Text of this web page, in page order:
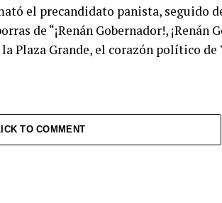
el precandidato panista, seguido
de “¡Renán Gobernador!, ¡Renán
Plaza Grande, el corazón político de
TO COMMENT